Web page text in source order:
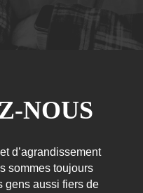
NOUS
d’agrandissement
sommes toujours
gens aussi fiers de